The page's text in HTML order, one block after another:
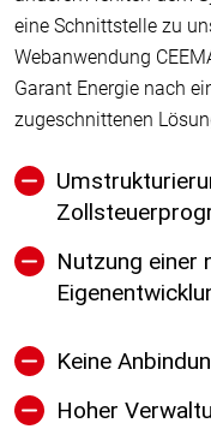
eine Schnittstelle zu
Webanwendung
Garant Energie nach
zugeschnittenen
Nutzung einer
Keine
Hoher